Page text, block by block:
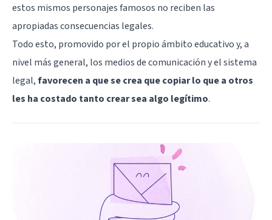
estos mismos personajes famosos no reciben las
apropiadas consecuencias legales.
Todo esto, promovido por el propio ámbito educativo y, a
nivel más general, los medios de comunicación y el sistema
legal,favorecen a que se crea que copiar lo que a otros
les ha costado tanto crear sea algo legítimo.